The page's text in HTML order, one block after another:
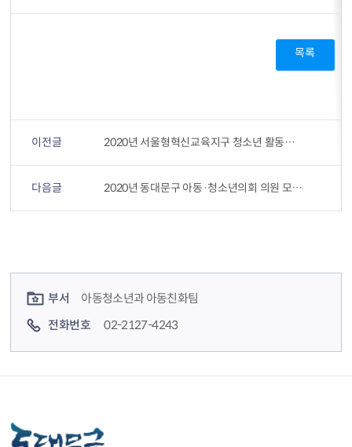
목록
이전글 2020년 서울형혁신교육지구 청소년 활동사례 공모
다음글 2020년 동대문구 아동·청소년의회 의원 모집 공고
부서
아동청소년과 아동친화팀
전화번호
02-2127-4243